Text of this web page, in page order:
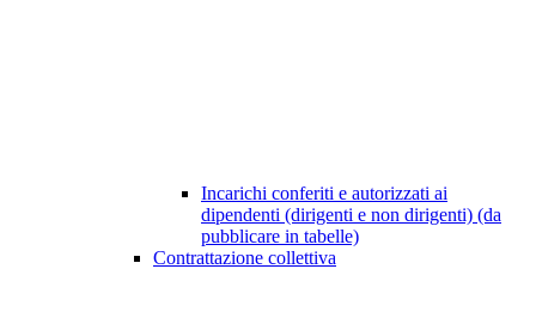
Incarichi conferiti e autorizzati ai
dipendenti (dirigenti e non dirigenti) (da
pubblicare in tabelle)
Contrattazione collettiva